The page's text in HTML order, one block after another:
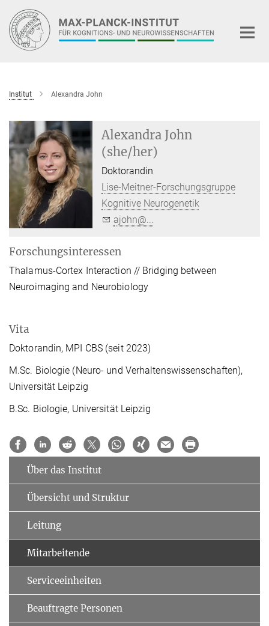
Hauptinhalt
Institut Alexandra John
Alexandra John
(she/her)
Doktorandin
Lise-Meitner-Forschungsgruppe
Kognitive Neurogenetik
ajohn@...
Forschungsinteressen
Thalamus-Cortex Interaction // Bridging between
Neuroimaging and Neurobiology
Vita
Doktorandin, MPI CBS (seit 2023)
M.Sc. Biologie (Neuro- und Verhaltenswissenschaften),
Universität Leipzig
B.Sc. Biologie, Universität Leipzig
Über das Institut
Übersicht und Struktur
Leitung
Mitarbeitende
Serviceeinheiten
Beauftragte Personen